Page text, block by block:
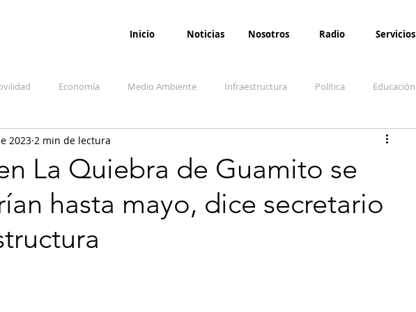
Inicio Noticias Nosotros Radio Servicios
Economía Medio Ambiente Infraestructura Política Educación
Salud Opinión Paz
y sociedad Denuncia Ciudadana Conflicto armado interno Turismo
La Quiebra de Guamito se
hasta mayo, dice secretario
2023 2 min de lectura